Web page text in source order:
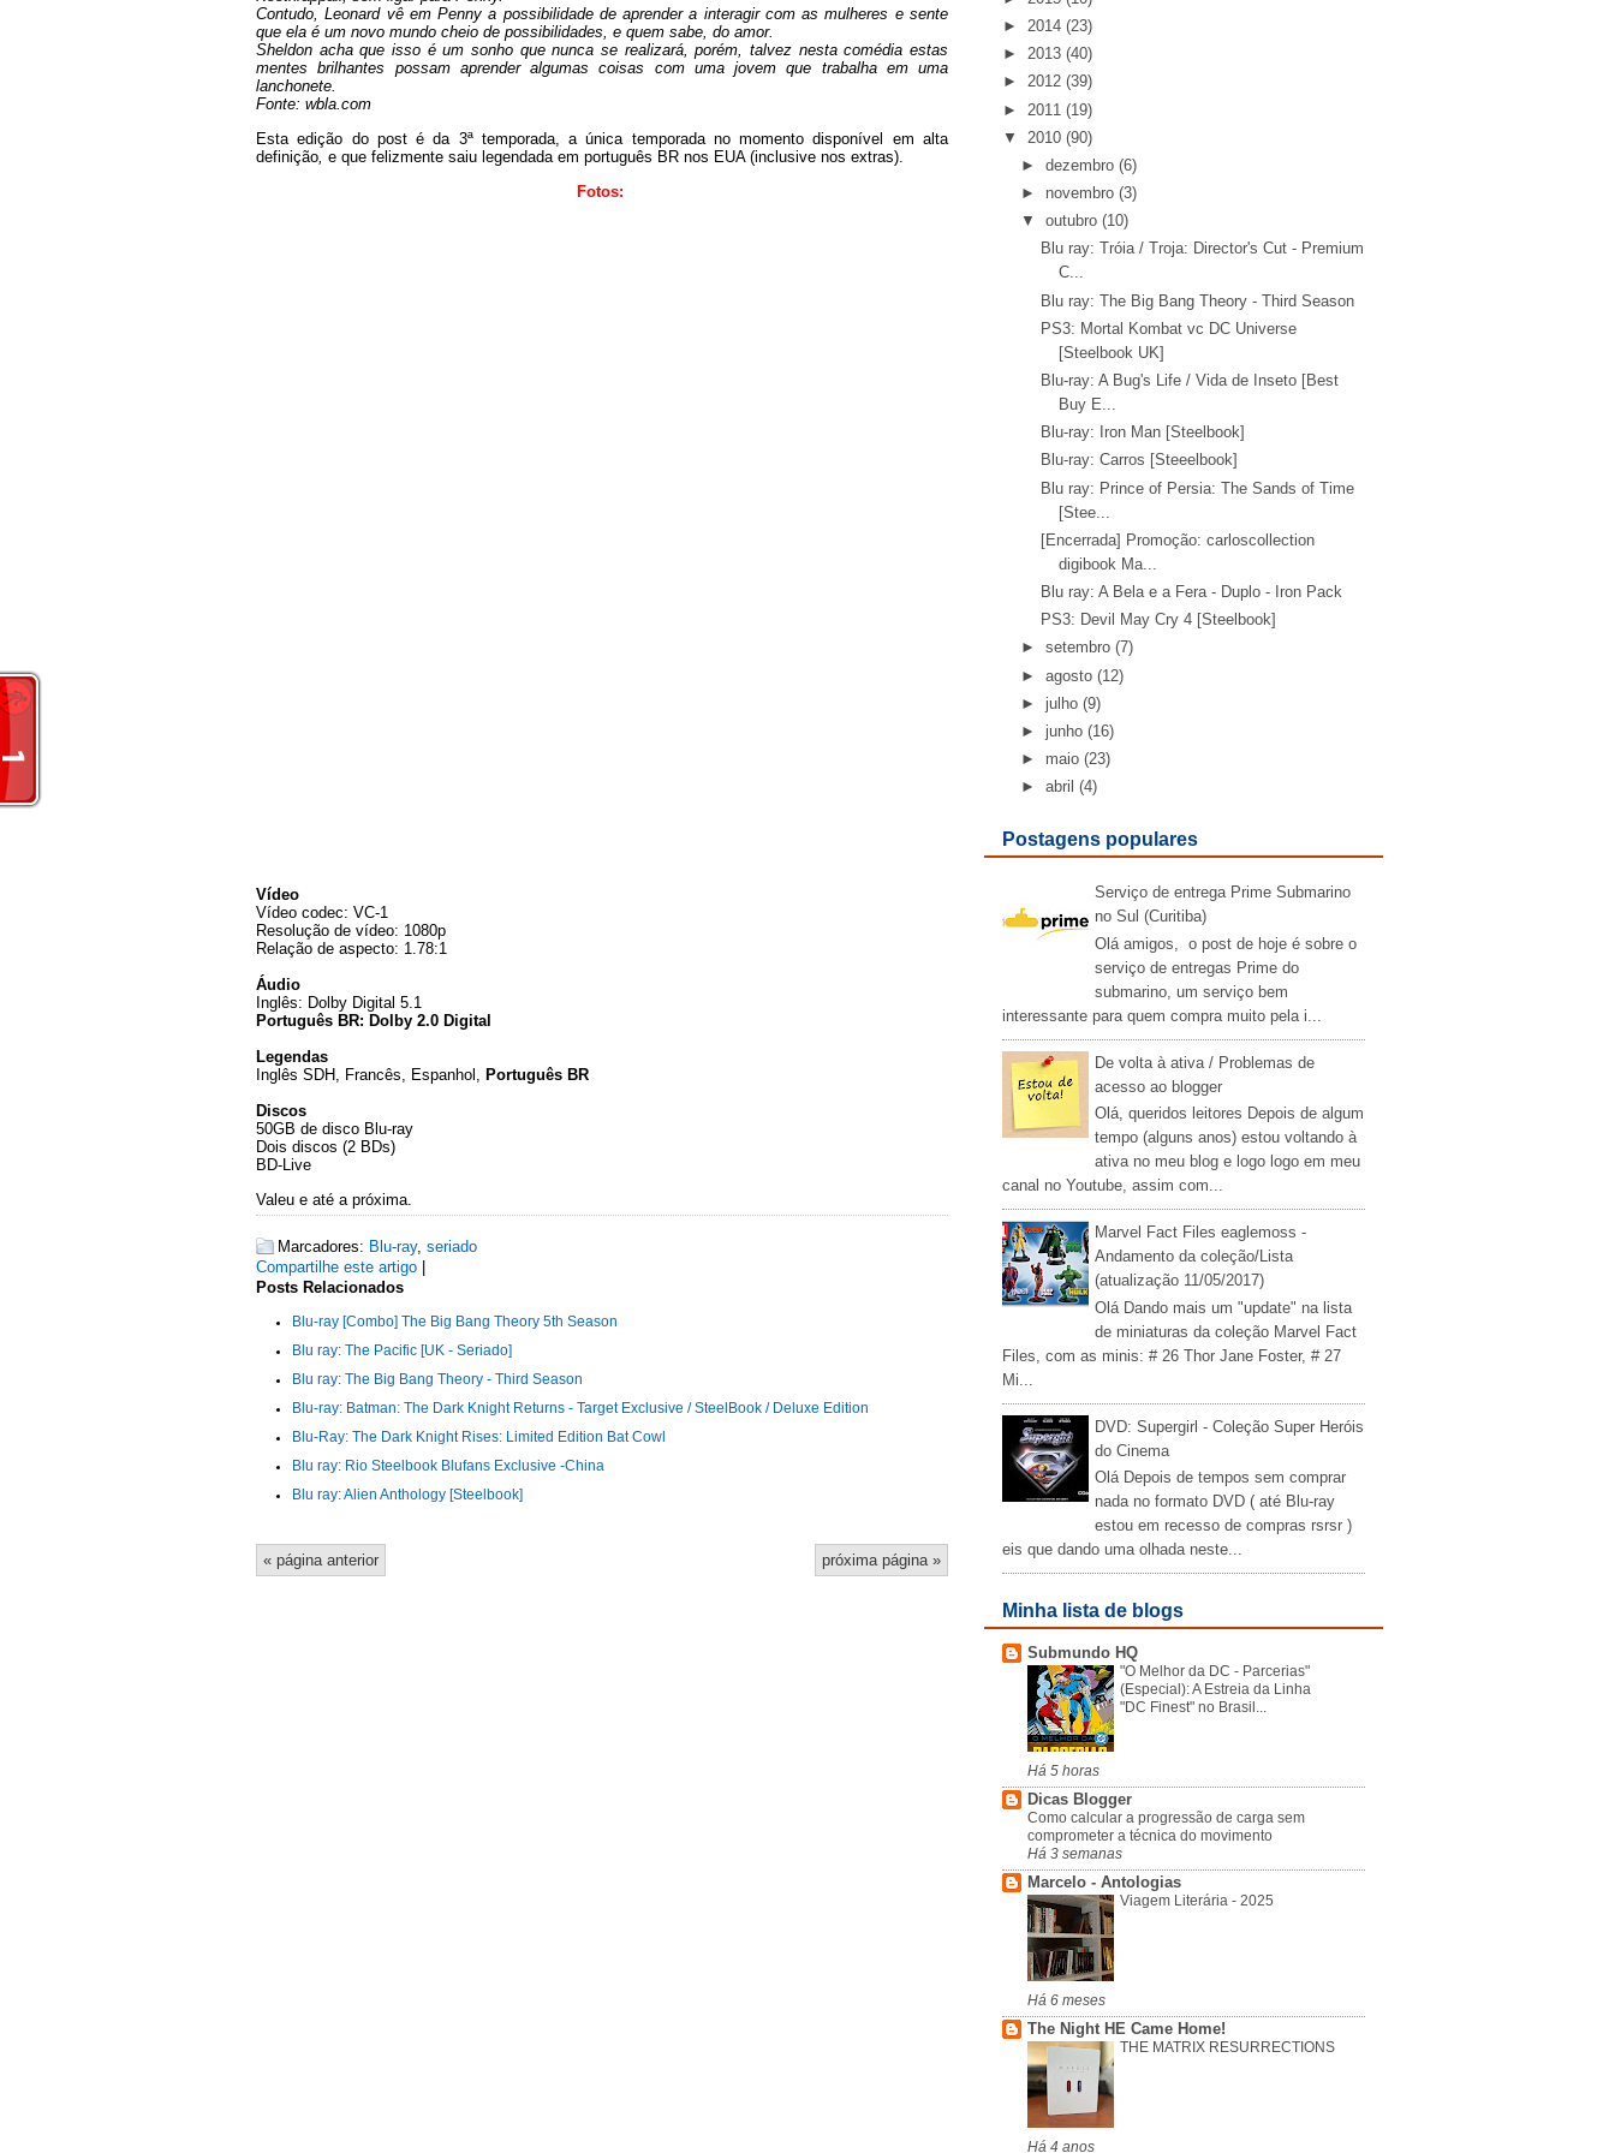
Contudo, Leonard vê em Penny a possibilidade de aprender a interagir com as mulheres e sente
que ela é um novo mundo cheio de possibilidades, e quem sabe, do amor.
Sheldon acha que isso é um sonho que nunca se realizará, porém, talvez nesta comédia estas
mentes brilhantes possam aprender algumas coisas com uma jovem que trabalha em uma
lanchonete.
Fonte: wbla.com
Esta edição do post é da 3ª temporada, a única temporada no momento disponível em alta
definição, e que felizmente saiu legendada em português BR nos EUA (inclusive nos extras).
Fotos:
Vídeo
Vídeo codec: VC-1
Resolução de vídeo: 1080p
Relação de aspecto: 1.78:1
Áudio
Inglês: Dolby Digital 5.1
Português BR: Dolby 2.0 Digital
Legendas
Inglês SDH, Francês, Espanhol, Português BR
Discos
50GB de disco Blu-ray
Dois discos (2 BDs)
BD-Live
Valeu e até a próxima.
Marcadores: Blu-ray, seriado
Compartilhe este artigo
Posts Relacionados
Blu-ray [Combo] The Big Bang Theory 5th Season
Blu ray: The Pacific [UK - Seriado]
Blu ray: The Big Bang Theory - Third Season
Blu-ray: Batman: The Dark Knight Returns - Target Exclusive / SteelBook / Deluxe Edition
Blu-Ray: The Dark Knight Rises: Limited Edition Bat Cowl
Blu ray: Rio Steelbook Blufans Exclusive -China
Blu ray: Alien Anthology [Steelbook]
« página anterior próxima página »
► 2014 (23)
► 2013 (40)
► 2012 (39)
► 2011 (19)
▼
2010 (90)
►dezembro (6)
► novembro (3)
▼
outubro (10)
Blu ray: Tróia / Troja: Director's Cut - Premium
C...
Blu ray: The Big Bang Theory - Third Season
PS3: Mortal Kombat vc DC Universe
[Steelbook UK]
Blu-ray: A Bug's Life / Vida de Inseto [Best
Buy E...
Blu-ray: Iron Man [Steelbook]
Blu-ray: Carros [Steeelbook]
Blu ray: Prince of Persia: The Sands of Time
[Stee...
[Encerrada] Promoção: carloscollection
digibook Ma...
Blu ray: A Bela e a Fera - Duplo - Iron Pack
PS3: Devil May Cry 4 [Steelbook]
►setembro (7)
►agosto (12)
► julho (9)
► junho (16)
► maio (23)
►abril (4)
Postagens populares
Serviço de entrega Prime Submarino
no Sul (Curitiba)
Olá amigos, o post de hoje é sobre o
serviço de entregas Prime do
submarino, um serviço bem
interessante para quem compra muito pela i...
De volta à ativa / Problemas de
acesso ao blogger
Olá, queridos leitores Depois de algum
tempo (alguns anos) estou voltando à
ativa no meu blog e logo logo em meu
canal no Youtube, assim com...
Marvel Fact Files eaglemoss -
Andamento da coleção/Lista
(atualização 11/05/2017)
Olá Dando mais um "update" na lista
de miniaturas da coleção Marvel Fact
Files, com as minis: # 26 Thor Jane Foster, # 27
Mi...
DVD: Supergirl - Coleção Super Heróis
do Cinema
Olá Depois de tempos sem comprar
nada no formato DVD ( até Blu-ray
estou em recesso de compras rsrsr )
eis que dando uma olhada neste...
Minha lista de blogs
Submundo HQ
"O Melhor da DC - Parcerias"
(Especial): A Estreia da Linha
"DC Finest" no Brasil...
Há 5 horas
Dicas Blogger
Como calcular a progressão de carga sem
comprometer a técnica do movimento
Há 3 semanas
Marcelo - Antologias
Viagem Literária - 2025
Há 6 meses
The Night HE Came Home!
THE MATRIX RESURRECTIONS
Há 4 anos